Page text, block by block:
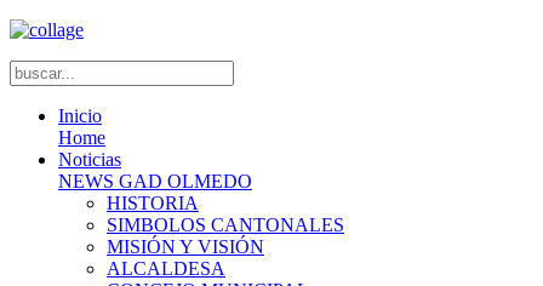
Inicio
Home
Noticias
NEWS GAD OLMEDO
HISTORIA
SIMBOLOS CANTONALES
MISIÓN Y VISIÓN
ALCALDESA